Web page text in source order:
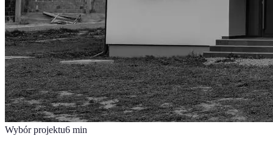
Wybór projektu6 min